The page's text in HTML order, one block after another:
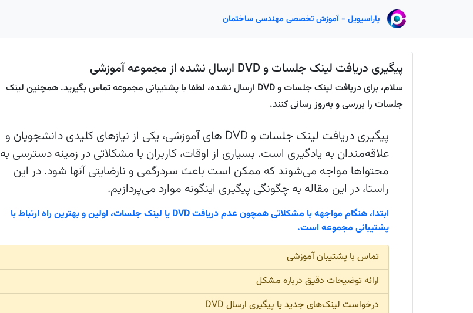
پاراسیویل - آموزش تخصصی مهندسی ساختمان
پیگیری دریافت لینک جلسات و DVD ارسال نشده از مجموعه آموزشی
سلام، برای دریافت لینک جلسات و DVD ارسال نشده، لطفا با پشتیبانی مجموعه تماس بگیرید. همچنین لینک
جلسات را بررسی و به‌روز رسانی کنند.
پیگیری دریافت لینک جلسات و DVD های آموزشی، یکی از نیازهای کلیدی دانشجویان و
علاقه‌مندان به یادگیری است. بسیاری از اوقات، کاربران با مشکلاتی در زمینه دسترسی به
محتواها مواجه می‌شوند که ممکن است باعث سردرگمی و نارضایتی آنها شود. در این
راستا، در این مقاله به چگونگی پیگیری اینگونه موارد می‌پردازیم.
ابتدا، هنگام مواجهه با مشکلاتی همچون عدم دریافت DVD یا لینک جلسات، اولین و بهترین راه ارتباط با
پشتیبانی مجموعه است.
تماس با پشتیبان آموزشی
ارائه توضیحات دقیق درباره مشکل
درخواست لینک‌های جدید یا پیگیری ارسال DVD